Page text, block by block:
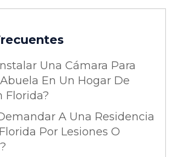
Una Cámara Para
En Un Hogar De
Florida?
A Una Residencia
Por Lesiones O